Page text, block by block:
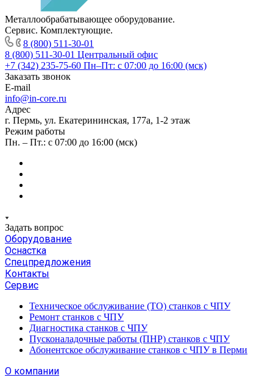
Металлообрабатывающее оборудование.
Сервис. Комплектующие.
8 (800) 511-30-01
8 (800) 511-30-01 Центральный офис
+7 (342) 235-75-60 Пн–Пт: с 07:00 до 16:00 (мск)
Заказать звонок
E-mail
info@in-core.ru
Адрес
г. Пермь, ул. ​Екатерининская, 177а, ​1-2 этаж
Режим работы
Пн. – Пт.: с 07:00 до 16:00 (мск)
Задать вопрос
Оборудование
Оснастка
Спецпредложения
Контакты
Сервис
Техническое обслуживание (ТО) станков с ЧПУ
Ремонт станков с ЧПУ
Диагностика станков с ЧПУ
Пусконаладочные работы (ПНР) станков с ЧПУ
Абонентское обслуживание станков с ЧПУ в Перми
О компании